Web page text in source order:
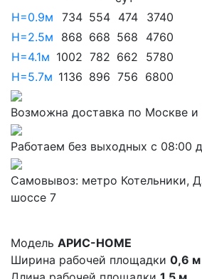
Н=0.9м 734 554 474 3740
Н=2.5м
868 668 568 4760
Н=4.1м 1002 782 662 5780
Н=5.7м 1136 896 756 6800
Возможна доставка по Москве и
Работаем без выходных с 08:00
Самовывоз: метро Котельники,
шоссе 7
Модель АРИС-HOME
Ширина рабочей площадки 0,6 м